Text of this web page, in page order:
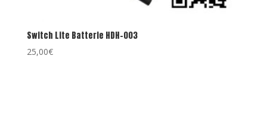
Switch Lite Batterie HDH-003
25,00€